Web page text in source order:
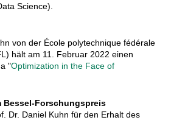
Science).
von der École polytechnique fédérale
hält am 11. Februar 2022 einen
"Optimization in the Face of
Bessel-Forschungspreis
Dr. Daniel Kuhn für den Erhalt des